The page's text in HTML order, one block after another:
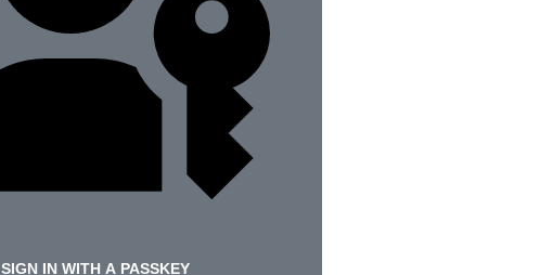
SIGN IN WITH A PASSKEY